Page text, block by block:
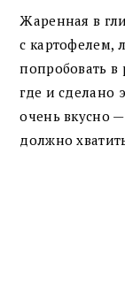
Жаренная в
с картофелем,
попробовать
где и сделано
очень вкусно
должно